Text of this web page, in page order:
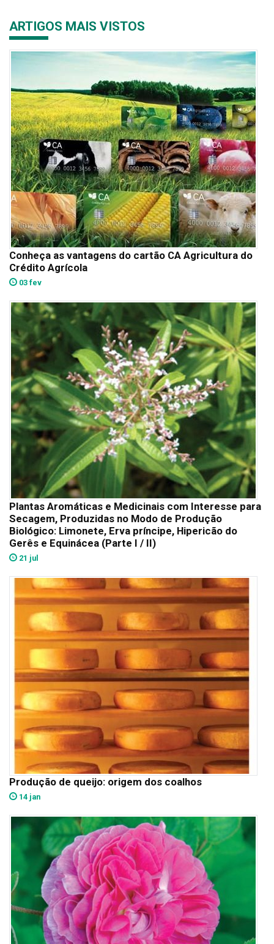
ARTIGOS MAIS VISTOS
Conheça as vantagens do cartão CA Agricultura do
Crédito Agrícola
03 fev
Plantas Aromáticas e Medicinais com Interesse para
Secagem, Produzidas no Modo de Produção
Biológico: Limonete, Erva príncipe, Hipericão do
Gerês e Equinácea (Parte I / II)
21 jul
Produção de queijo: origem dos coalhos
14 jan